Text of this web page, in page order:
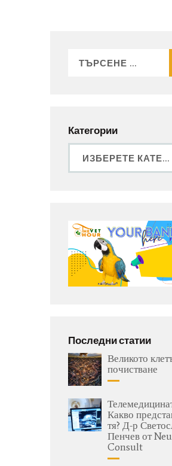
Категории
Последни статии
Великото
почистване
Какво
тя? Д-р
Пенчев от
Consult